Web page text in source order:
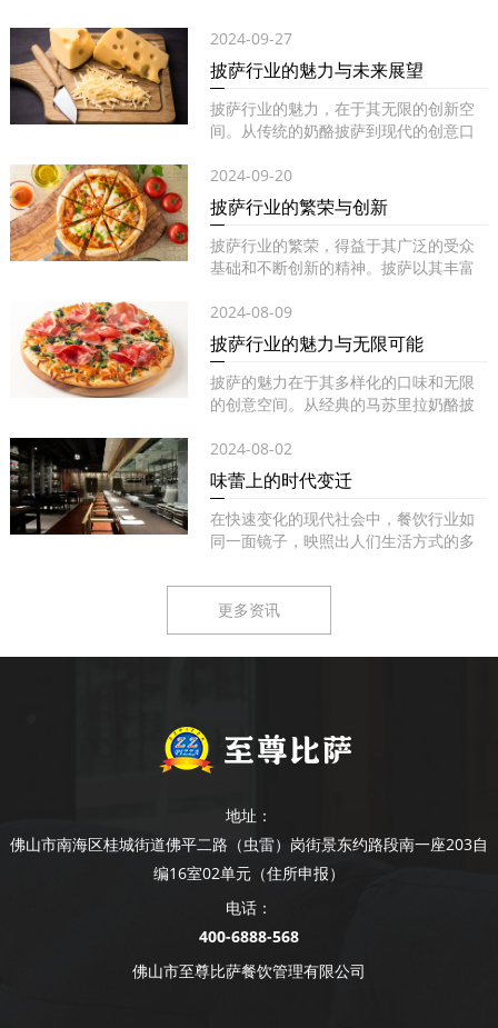
2024-09-27
披萨行业的魅力与未来展望
披萨行业的魅力，在于其无限的创新空
间。从传统的奶酪披萨到现代的创意口
2024-09-20
披萨行业的繁荣与创新
披萨行业的繁荣，得益于其广泛的受众
基础和不断创新的精神。披萨以其丰富
2024-08-09
披萨行业的魅力与无限可能
披萨的魅力在于其多样化的口味和无限
的创意空间。从经典的马苏里拉奶酪披
2024-08-02
味蕾上的时代变迁
在快速变化的现代社会中，餐饮行业如
同一面镜子，映照出人们生活方式的多
更多资讯
地址：
佛山市南海区桂城街道佛平二路（虫雷）岗街景东约路段南一座203自
编16室02单元（住所申报）
电话：
400-6888-568
佛山市至尊比萨餐饮管理有限公司